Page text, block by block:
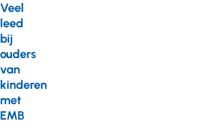
Veel
leed
bij
ouders
van
kinderen
met
EMB